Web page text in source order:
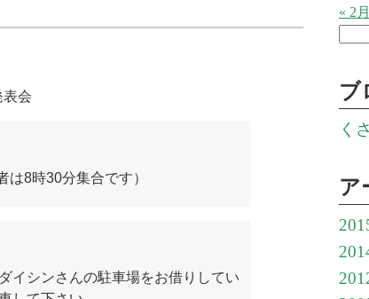
表会
8時30分集合です）
イシンさんの駐車場をお借りしてい
« 2月
ブ
く
ア